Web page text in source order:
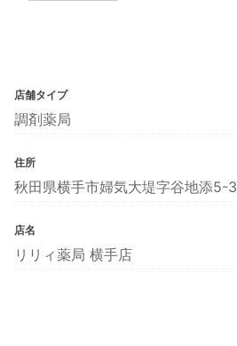
店舗タイプ
調剤薬局
住所
秋田県横手市婦気大堤字谷地添5-3
店名
リリィ薬局 横手店